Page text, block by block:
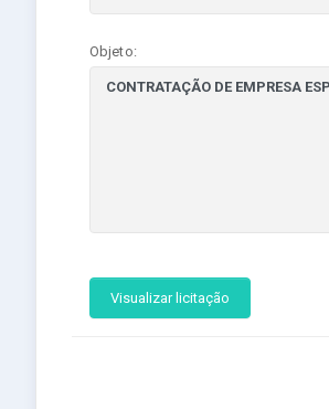
Objeto:
Visualizar licitação